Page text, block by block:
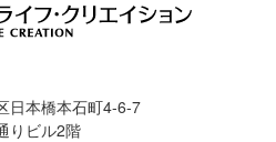
日本橋本石町4-6-7
りビル2階